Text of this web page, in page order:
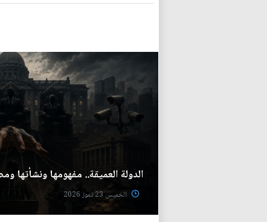
الدولة العميقة.. مفهومها ونشأتها
الخميس 23 تموز 2026